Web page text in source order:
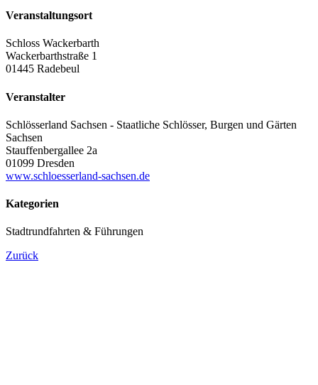
Veranstaltungsort
Schloss Wackerbarth
Wackerbarthstraße 1
01445 Radebeul
Veranstalter
Schlösserland Sachsen - Staatliche Schlösser, Burgen und Gärten
Sachsen
Stauffenbergallee 2a
01099 Dresden
www.schloesserland-sachsen.de
Kategorien
Stadtrundfahrten & Führungen
Zurück